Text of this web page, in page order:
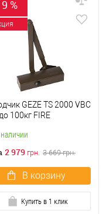
%
GEZE TS 2000 VBC
100кг FIRE
2 979 грн. 3 669грн.
В корзину
Купить в 1 клик